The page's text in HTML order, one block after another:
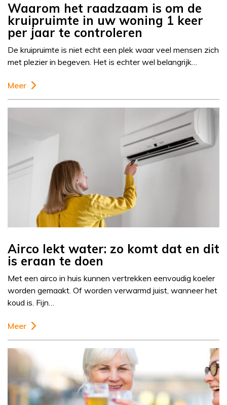
Waarom het raadzaam is om de
kruipruimte in uw woning 1 keer
per jaar te controleren
De kruipruimte is niet echt een plek waar veel mensen zich
met plezier in begeven. Het is echter wel belangrijk…
Meer
Airco lekt water: zo komt dat en dit
is eraan te doen
Met een airco in huis kunnen vertrekken eenvoudig koeler
worden gemaakt. Of worden verwarmd juist, wanneer het
koud is. Fijn…
Meer